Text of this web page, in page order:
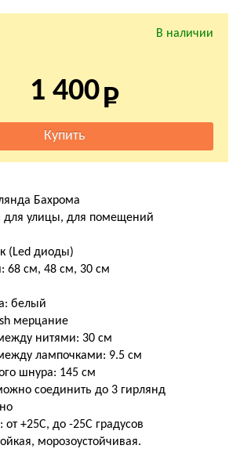
В наличии
1 400
Бахрома
для улицы, для помещений
(Led диоды)
68 см, 48 см, 30 см
белый
мерцание
нитями: 30 см
лампочками: 9.5 см
шнура: 145 см
соединить до 3 гирлянд
от +25С, до -25С градусов
морозоустойчивая.